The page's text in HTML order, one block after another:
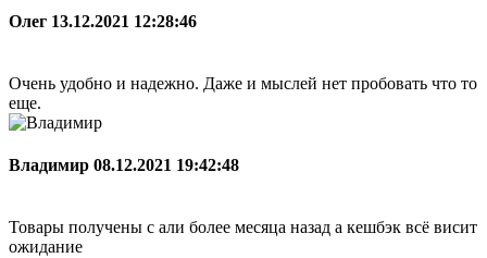
Олег 13.12.2021 12:28:46
Очень удобно и надежно. Даже и мыслей нет пробовать что то
еще.
Владимир 08.12.2021 19:42:48
Товары получены с али более месяца назад а кешбэк всё висит
ожидание